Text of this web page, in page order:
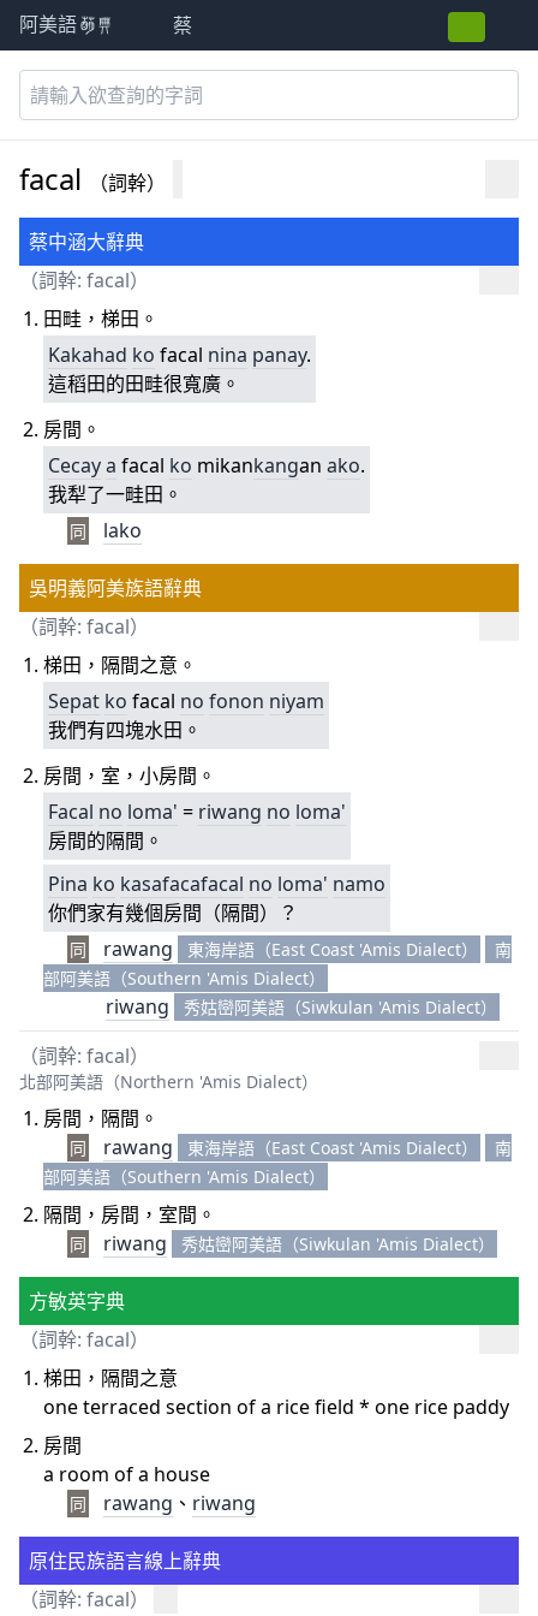
阿美語萌典 蔡
facal （詞幹）
蔡中涵大辭典
（詞幹: facal）
田畦，梯田。
Kakahad ko facal nina panay.
這稻田的田畦很寬廣。
房間。
Cecaya facal ko mikankangan ako.
我犁了一畦田。
同 lako
吳明義阿美族語辭典
（詞幹: facal）
梯田，隔間之意。
Sepat ko facal no fonon niyam
我們有四塊水田。
房間，室，小房間。
Facal no loma' = riwang no loma'
房間的隔間。
Pina ko kasafacafacal no loma' namo
你們家有幾個房間（隔間）？
同 rawang 東海岸語（East Coast 'Amis Dialect）
南
部阿美語（Southern 'Amis Dialect）
riwang 秀姑巒阿美語（Siwkulan 'Amis Dialect）
（詞幹: facal）
北部阿美語（Northern 'Amis Dialect）
房間，隔間。
同 rawang 東海岸語（East Coast 'Amis Dialect）
南
部阿美語（Southern 'Amis Dialect）
隔間，房間，室間。
同 riwang 秀姑巒阿美語（Siwkulan 'Amis Dialect）
方敏英字典
（詞幹: facal）
梯田，隔間之意
one terraced section of a rice field * one rice paddy
房間
a room of a house
同 rawang 、 riwang
原住民族語言線上辭典
（詞幹: facal）